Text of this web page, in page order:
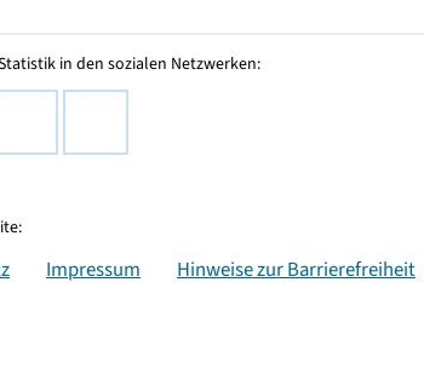
in den sozialen Netzwerken:
Impressum Hinweise zur Barrierefreiheit